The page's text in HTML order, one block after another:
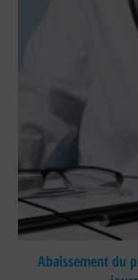
Abaissement du